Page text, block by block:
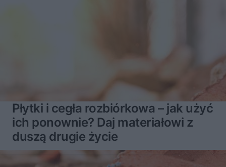
Płytki i cegła rozbiórkowa – jak użyć
ich ponownie? Daj materiałowi z
duszą drugie życie